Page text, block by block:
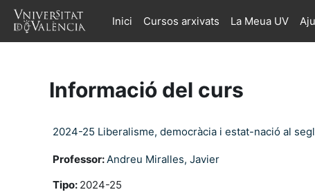
Ves al contingut principal
Inici
Cursos arxivats La Meua UV
Informació del curs
2024-25 Liberalisme, democràcia i estat-nació al
Professor:Andreu Miralles, Javier
Tipo: 2024-25